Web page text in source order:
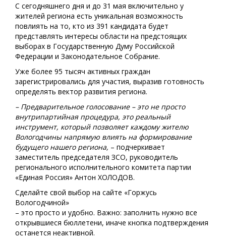
С сегодняшнего дня и до 31 мая включительно у
жителей региона есть уникальная возможность
повлиять на то, кто из 391 кандидата будет
представлять интересы области на предстоящих
выборах в Государственную Думу Российской
Федерации и Законодательное Собрание.
Уже более 95 тысяч активных граждан
зарегистрировались для участия, выразив готовность
определять вектор развития региона.
– Предварительное голосование – это не просто
внутрипартийная процедура, это реальный
инструмент, который позволяет каждому жителю
Вологодчины напрямую влиять на формирование
будущего нашего региона, – подчеркивает
заместитель председателя ЗСО, руководитель
регионального исполнительного комитета партии
«Единая Россия» Антон ХОЛОДОВ.
Сделайте свой выбор на сайте «Горжусь
Вологодчиной»
– это просто и удобно. Важно: заполнить нужно все
открывшиеся бюллетени, иначе кнопка подтверждения
останется неактивной.